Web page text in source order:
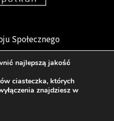
Społecznego
najlepszą jakość
ciasteczka, których
znajdziesz w